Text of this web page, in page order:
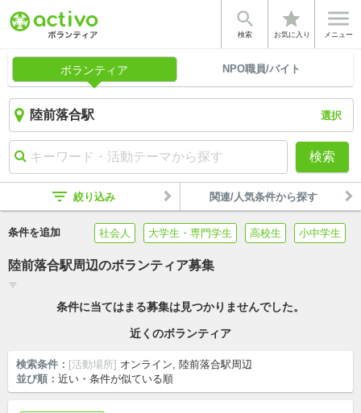

検索
star
お気に入り

メニュー
ボランティア NPO職員/バイト
選択
検索
filter_list 絞り込み 関連/人気条件から探す
条件を追加 社会人 大学生・専門学生 高校生 小中学生
陸前落合駅周辺のボランティア募集
filter_list
条件に当てはまる募集は見つかりませんでした。
近くのボランティア
検索条件： [活動場所] オンライン, 陸前落合駅周辺
並び順： 近い・条件が似ている順